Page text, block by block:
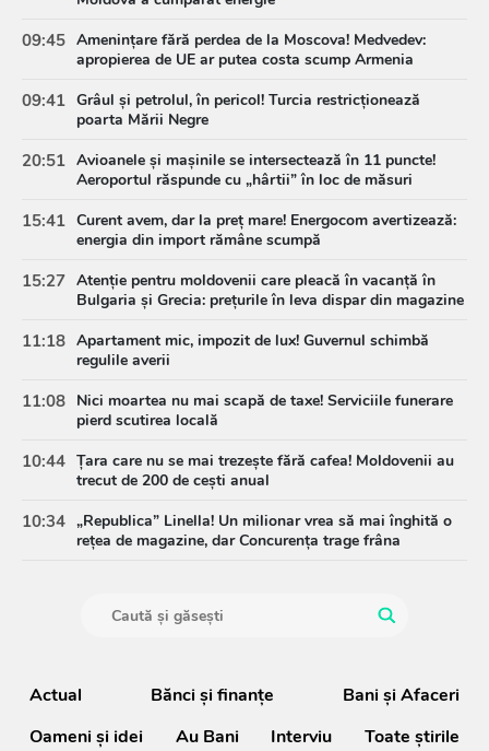
09:45 Amenințare fără perdea de la Moscova! Medvedev:
apropierea de UE ar putea costa scump Armenia
09:41 Grâul și petrolul, în pericol! Turcia restricționează
poarta Mării Negre
20:51 Avioanele și mașinile se intersectează în 11 puncte!
Aeroportul răspunde cu „hârtii” în loc de măsuri
15:41 Curent avem, dar la preț mare! Energocom avertizează:
energia din import rămâne scumpă
15:27 Atenție pentru moldovenii care pleacă în vacanță în
Bulgaria și Grecia: prețurile în leva dispar din magazine
11:18 Apartament mic, impozit de lux! Guvernul schimbă
regulile averii
11:08 Nici moartea nu mai scapă de taxe! Serviciile funerare
pierd scutirea locală
10:44 Țara care nu se mai trezește fără cafea! Moldovenii au
trecut de 200 de cești anual
10:34 „Republica” Linella! Un milionar vrea să mai înghită o
rețea de magazine, dar Concurența trage frâna
Actual Bănci şi finanţe
Bani și Afaceri
Oameni şi idei
Au Bani Interviu Toate știrile